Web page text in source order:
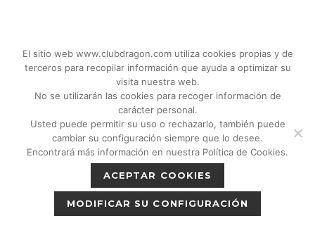
© 2018 - 2026 CLUB DRAGON MADRID |
C/Don Quijote, 5 Semisotano. Madrid (28020)
Política de privacidad|Política de cookies
El sitio web www.clubdragon.com utiliza cookies propias y de
terceros para recopilar información que ayuda a optimizar su
visita nuestra web.
No se utilizarán las cookies para recoger información de
carácter personal.
Usted puede permitir su uso o rechazarlo, también puede
cambiar su configuración siempre que lo desee.
Encontrará más información en nuestra Política de Cookies.
ACEPTAR COOKIES
MODIFICAR SU CONFIGURACIÓN